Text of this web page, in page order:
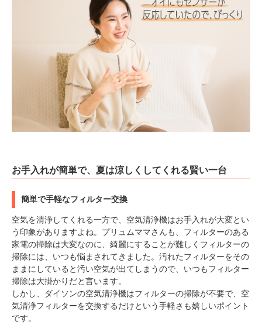
お手入れが簡単で、夏は涼しくしてくれる賢い一台
簡単で手軽なフィルター交換
空気を清浄してくれる一方で、空気清浄機はお手入れが大変とい
う印象がありますよね。プリュムママさんも、フィルターのある
家電の掃除は大変なのに、綺麗にすることが難しくフィルターの
掃除には、いつも悩まされてきました。汚れたフィルターをその
ままにしていると汚い空気が出てしまうので、いつもフィルター
掃除は大掛かりだと言います。
しかし、ダイソンの空気清浄機はフィルターの掃除が不要で、空
気清浄フィルターを交換するだけという手軽さも嬉しいポイント
です。